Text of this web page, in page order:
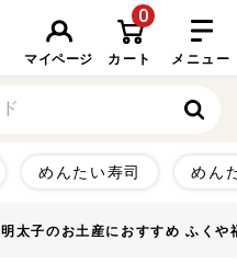
マイページ カート
0
めんたい寿司 めん
メニュー
明太子のお土産におすすめ ふくや